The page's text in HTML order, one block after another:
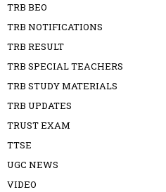
TRB BEO
TRB NOTIFICATIONS
TRB RESULT
TRB SPECIAL TEACHERS
TRB STUDY MATERIALS
TRB UPDATES
TRUST EXAM
TTSE
UGC NEWS
VIDEO